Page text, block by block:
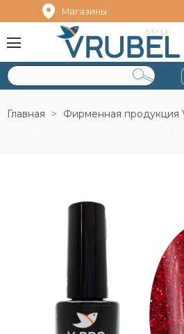
Магазины
Главная Фирменная продукция